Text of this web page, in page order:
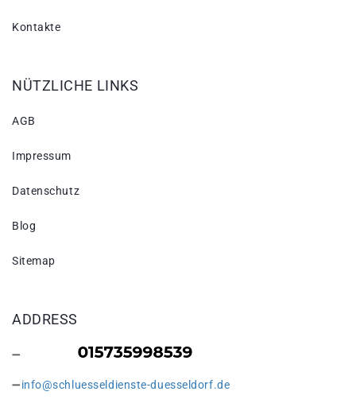
Kontakte
NÜTZLICHE LINKS
AGB
Impressum
Datenschutz
Blog
Sitemap
ADDRESS
info@schluesseldienste-duesseldorf.de